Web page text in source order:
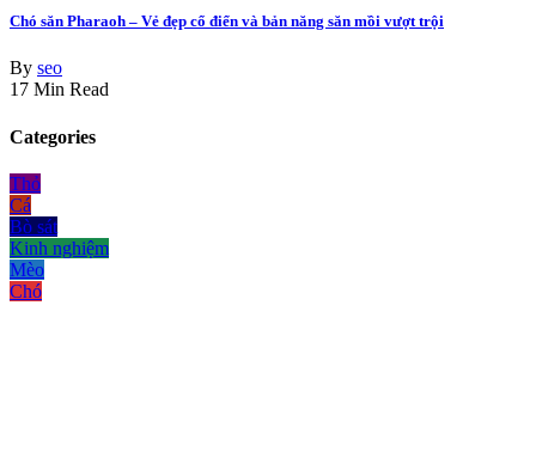
Chó săn Pharaoh – Vẻ đẹp cổ điển và bản năng săn mồi vượt trội
By seo
17 Min Read
Categories
Thỏ
Cá
Bò sát
Kinh nghiệm
Mèo
Chó